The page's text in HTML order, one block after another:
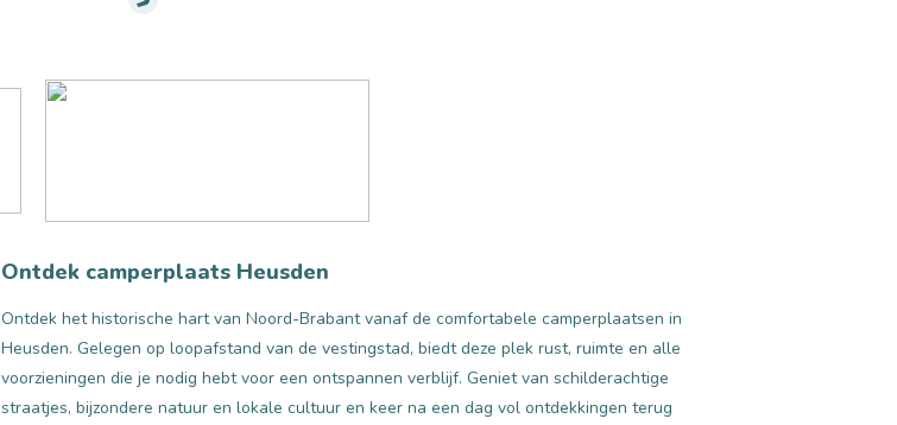
Ontdek camperplaats Heusden
Ontdek het historische hart van Noord-Brabant vanaf de comfortabele camperplaatsen in
Heusden. Gelegen op loopafstand van de vestingstad, biedt deze plek rust, ruimte en alle
voorzieningen die je nodig hebt voor een ontspannen verblijf. Geniet van schilderachtige
straatjes, bijzondere natuur en lokale cultuur en keer na een dag vol ontdekkingen terug